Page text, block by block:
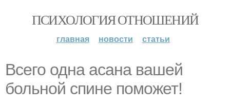
ПСИХОЛОГИЯ ОТНОШЕНИЙ
главная новости статьи
Всего одна асана вашей
больной спине поможет!